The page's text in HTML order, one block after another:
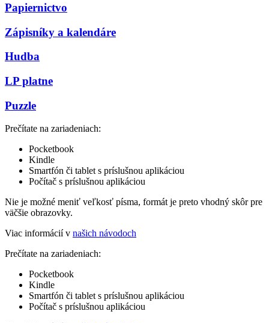
Papiernictvo
Zápisníky a kalendáre
Hudba
LP platne
Puzzle
Prečítate na zariadeniach:
Pocketbook
Kindle
Smartfón či tablet s príslušnou aplikáciou
Počítač s príslušnou aplikáciou
Nie je možné meniť veľkosť písma, formát je preto vhodný skôr pre
väčšie obrazovky.
Viac informácií v našich návodoch
Prečítate na zariadeniach:
Pocketbook
Kindle
Smartfón či tablet s príslušnou aplikáciou
Počítač s príslušnou aplikáciou